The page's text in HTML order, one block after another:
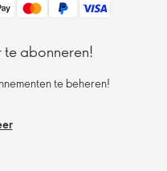
abonneren!
te beheren!